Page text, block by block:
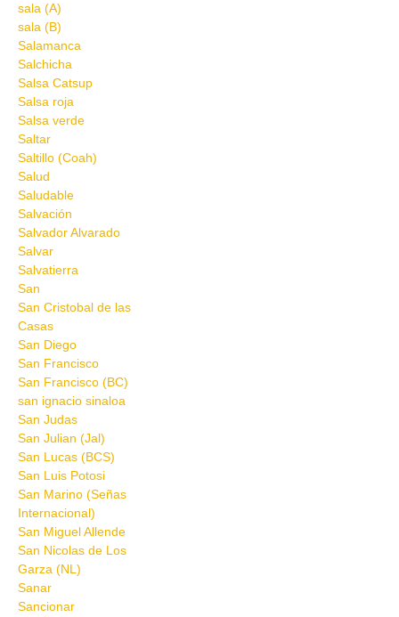
sala (A)
sala (B)
Salamanca
Salchicha
Salsa Catsup
Salsa roja
Salsa verde
Saltar
Saltillo (Coah)
Salud
Saludable
Salvación
Salvador Alvarado
Salvar
Salvatierra
San
San Cristobal de las
Casas
San Diego
San Francisco
San Francisco (BC)
san ignacio sinaloa
San Judas
San Julian (Jal)
San Lucas (BCS)
San Luis Potosi
San Marino (Señas
Internacional)
San Miguel Allende
San Nicolas de Los
Garza (NL)
Sanar
Sancionar